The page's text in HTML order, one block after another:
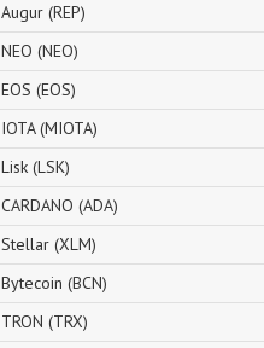
Augur (REP)
NEO (NEO)
EOS (EOS)
IOTA (MIOTA)
Lisk (LSK)
CARDANO (ADA)
Stellar (XLM)
Bytecoin (BCN)
TRON (TRX)